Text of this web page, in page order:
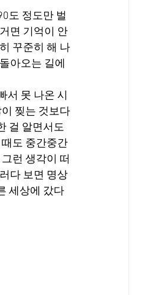
도 정도만 벌
면 기억이 안
꾸준히 해 나
아오는 길에
서 못 나온 시
찢는 것보다
걸 알면서도
도 중간중간
런 생각이 떠
다 보면 명상
세상에 갔다